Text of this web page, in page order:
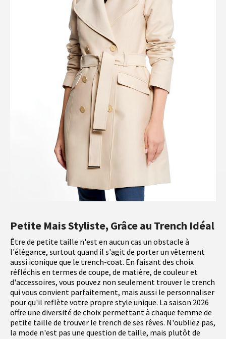
Petite Mais Styliste, Grâce au Trench Idéal
Être de petite taille n'est en aucun cas un obstacle à
l'élégance, surtout quand il s'agit de porter un vêtement
aussi iconique que le trench-coat. En faisant des choix
réfléchis en termes de coupe, de matière, de couleur et
d'accessoires, vous pouvez non seulement trouver le trench
qui vous convient parfaitement, mais aussi le personnaliser
pour qu'il reflète votre propre style unique. La saison 2026
offre une diversité de choix permettant à chaque femme de
petite taille de trouver le trench de ses rêves. N'oubliez pas,
la mode n'est pas une question de taille, mais plutôt de